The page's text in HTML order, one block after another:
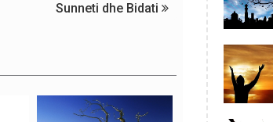
Sunneti dhe Bidati